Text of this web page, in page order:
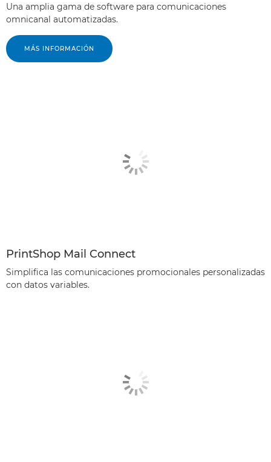
Una amplia gama de software para comunicaciones
omnicanal automatizadas.
MÁS INFORMACIÓN
PrintShop Mail Connect
Simplifica las comunicaciones promocionales personalizadas
con datos variables.